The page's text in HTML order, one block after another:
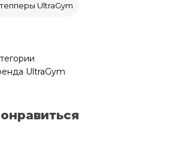
UltraGym
UltraGym